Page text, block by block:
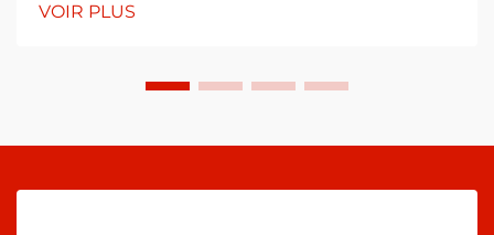
VOIR PLUS